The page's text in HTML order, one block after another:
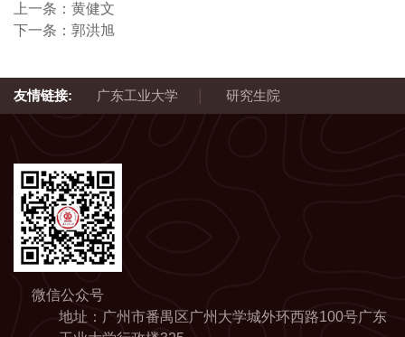
上一条： 黄健文
下一条： 郭洪旭
友情链接: 广东工业大学 研究生院
微信公众号
地址：广州市番禺区广州大学城外环西路100号广东